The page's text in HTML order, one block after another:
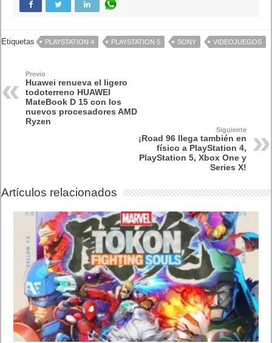
Etiquetas PLAYSTATION 4 PLAYSTATION 5 SONY VIDEOJUEGOS
Previo
Huawei renueva el ligero
todoterreno HUAWEI
MateBook D 15 con los
nuevos procesadores AMD
Ryzen
Siguiente
¡Road 96 llega también en
físico a PlayStation 4,
PlayStation 5, Xbox One y
Series X!
Artículos relacionados